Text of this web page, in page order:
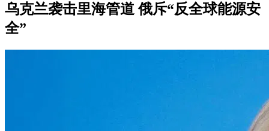
乌克兰袭击里海管道 俄斥“反全球能源安
全”